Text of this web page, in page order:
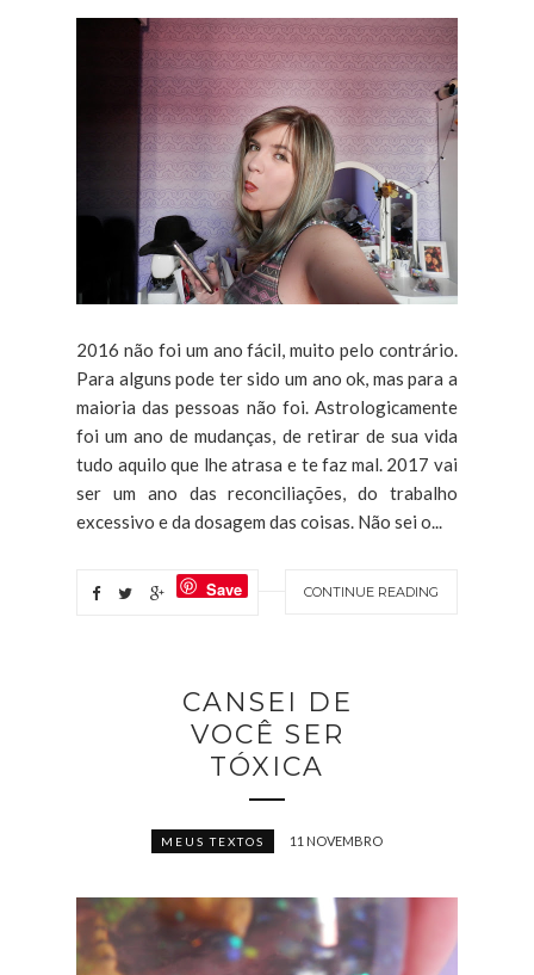
2016 não foi um ano fácil, muito pelo contrário.
Para alguns pode ter sido um ano ok, mas para a
maioria das pessoas não foi. Astrologicamente
foi um ano de mudanças, de retirar de sua vida
tudo aquilo que lhe atrasa e te faz mal. 2017 vai
ser um ano das reconciliações, do trabalho
excessivo e da dosagem das coisas. Não sei o...
CONTINUE READING
Save
CANSEI DE
VOCÊ SER
TÓXICA
MEUS TEXTOS 11 NOVEMBRO